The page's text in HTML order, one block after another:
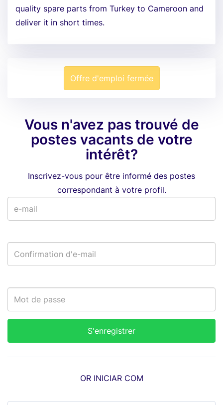
quality spare parts from Turkey to Cameroon and
deliver it in short times.
Offre d'emploi fermée
Vous n'avez pas trouvé de
postes vacants de votre
intérêt?
Inscrivez-vous pour être informé des postes
correspondant à votre profil.
OR INICIAR COM